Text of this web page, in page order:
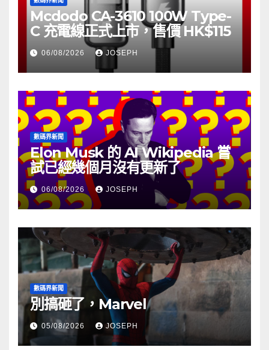
Mcdodo CA-3610 100W Type-
C 充電線正式上市，售價 HK$115
06/08/2026 JOSEPH
數碼界新聞
Elon Musk 的 AI Wikipedia 嘗
試已經幾個月沒有更新了
06/08/2026 JOSEPH
數碼界新聞
別搞砸了，Marvel
05/08/2026 JOSEPH